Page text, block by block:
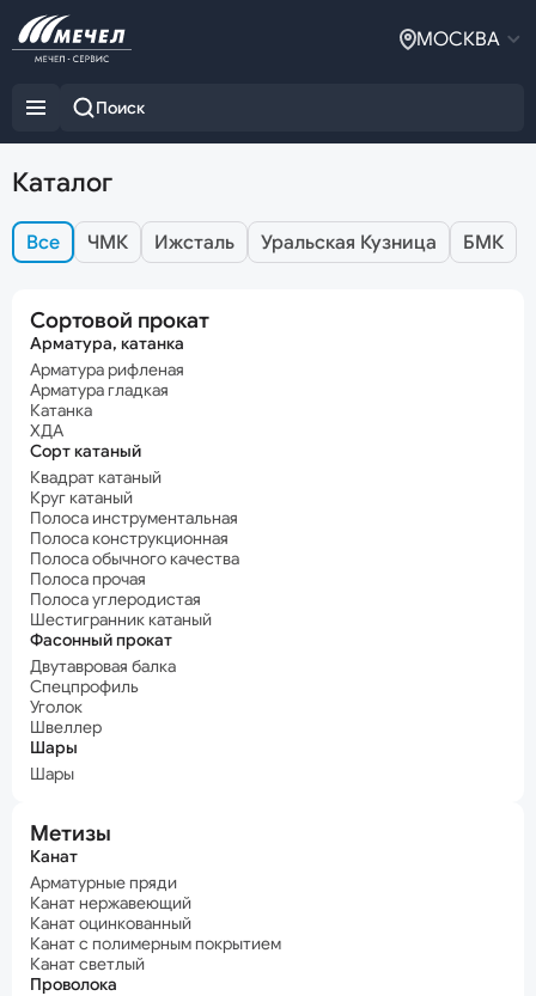
МОСКВА
Каталог
Все ЧМК Ижсталь Уральская Кузница БМК
Сортовой прокат
Арматура, катанка
Арматура рифленая
Арматура гладкая
Катанка
ХДА
Сорт катаный
Квадрат катаный
Круг катаный
Полоса инструментальная
Полоса конструкционная
Полоса обычного качества
Полоса прочая
Полоса углеродистая
Шестигранник катаный
Фасонный прокат
Двутавровая балка
Спецпрофиль
Уголок
Швеллер
Шары
Шары
Метизы
Канат
Арматурные пряди
Канат нержавеющий
Канат оцинкованный
Канат с полимерным покрытием
Канат светлый
Проволока